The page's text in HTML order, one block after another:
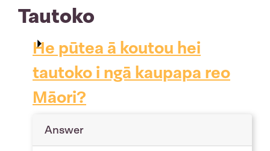
Tautoko
He pūtea ā koutou hei
tautoko i ngā kaupapa reo
Māori?
Answer